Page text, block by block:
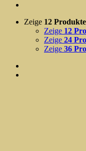
Zeige 12 Produkte
Zeige 12
Zeige 24
Zeige 36